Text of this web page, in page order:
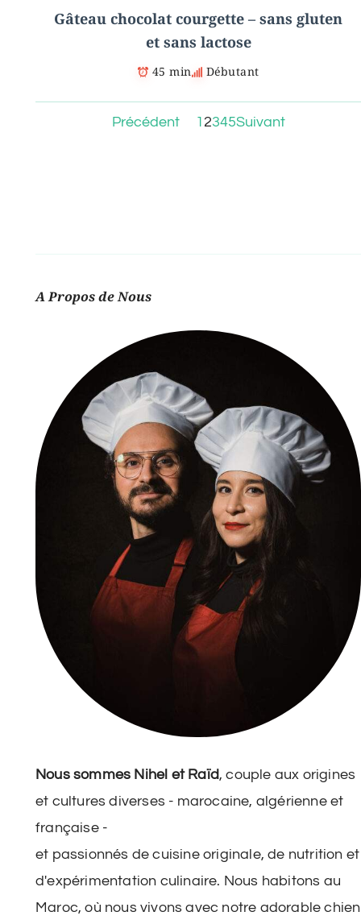
a
y
V
Gâteau chocolat courgette – sans gluten
et sans lactose
45 min Débutant
Précédent 1 2345Suivant
A Propos de Nous
Nous sommes Nihel et Raïd, couple aux origines
et cultures diverses - marocaine, algérienne et
française -
et passionnés de cuisine originale, de nutrition et
d'expérimentation culinaire. Nous habitons au
Maroc, où nous vivons avec notre adorable chien